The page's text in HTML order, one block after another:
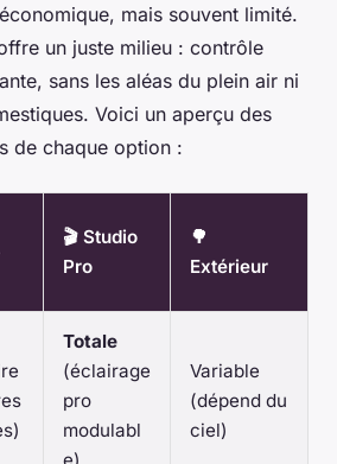
mais souvent limité.
un juste milieu : contrôle
sans les aléas du plein air ni
Voici un aperçu des
de chaque option :
🎬 Studio
Pro
🌳
Extérieur
Totale
(éclairage
pro
modulabl
Variable
(dépend du
ciel)